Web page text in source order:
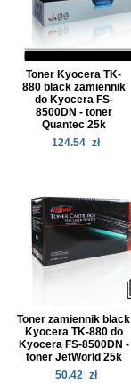
Toner Kyocera TK-
880 black zamiennik
do Kyocera FS-
8500DN - toner
Quantec 25k
124.54 zł
Toner zamiennik black
Kyocera TK-880 do
Kyocera FS-8500DN -
toner JetWorld 25k
50.42 zł